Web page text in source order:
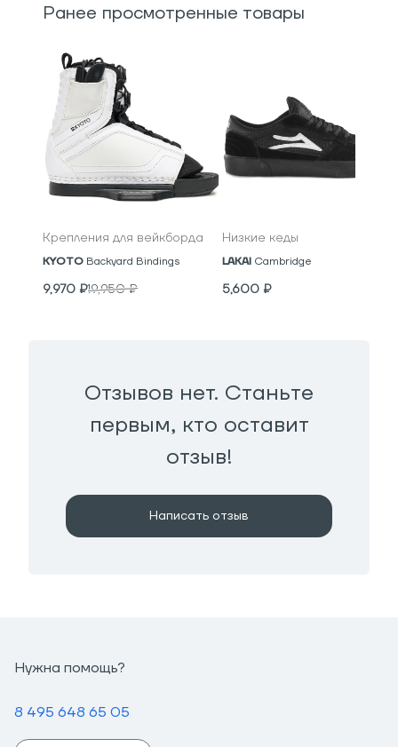
Ранее просмотренные товары
Крепления для вейкборда
KYOTO Backyard Bindings
9,970 ₽19,950₽
Низкие кеды
LAKAI Cambridge
5,600 ₽
Отзывов нет. Станьте
первым, кто оставит
отзыв!
Написать отзыв
Нужна помощь?
8 495 648 65 05